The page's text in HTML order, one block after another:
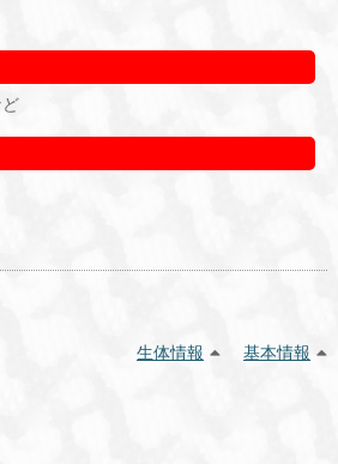
生体情報 基本情報